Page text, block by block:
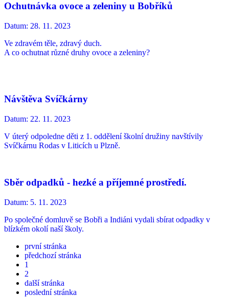
Ochutnávka ovoce a zeleniny u Bobříků
Datum: 28. 11. 2023
Ve zdravém těle, zdravý duch.
A co ochutnat různé druhy ovoce a zeleniny?
Návštěva Svíčkárny
Datum: 22. 11. 2023
V úterý odpoledne děti z 1. oddělení školní družiny navštívily
Svíčkárnu Rodas v Liticích u Plzně.
Sběr odpadků - hezké a příjemné prostředí.
Datum: 5. 11. 2023
Po společné domluvě se Bobři a Indiáni vydali sbírat odpadky v
blízkém okolí naší školy.
první stránka
předchozí stránka
1
2
další stránka
poslední stránka